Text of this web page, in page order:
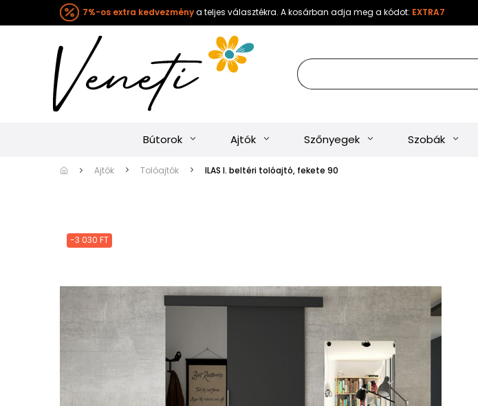
7%-os extra kedvezménya teljes választékra. A kosárban adja meg a kódot: EXTRA7
Bútorok Ajtók Szőnyegek Szobák
Ajtók Tolóajtók ILAS I. beltéri tolóajtó, fekete 90
-3 030 FT